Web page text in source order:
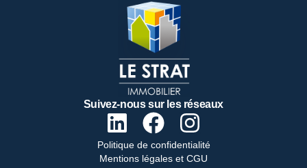
Suivez-nous sur les réseaux
Politique de confidentialité
Mentions légales et CGU